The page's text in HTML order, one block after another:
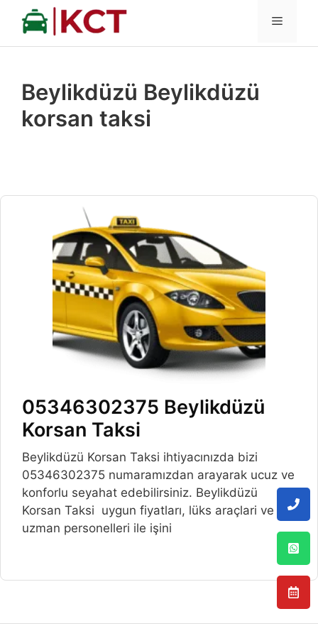
İçeriğe
MENÜ
Beylikdüzü Beylikdüzü
korsan taksi
05346302375 Beylikdüzü
Korsan Taksi
Beylikdüzü Korsan Taksi ihtiyacınızda bizi
05346302375 numaramızdan arayarak ucuz ve
konforlu seyahat edebilirsiniz. Beylikdüzü
Korsan Taksi uygun fiyatları, lüks araçlari ve
uzman personelleri ile işini